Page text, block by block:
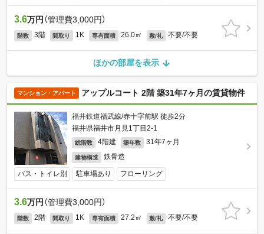
3.6万円 （管理費3,000円）
階数 3階 間取り 1K 専有面積 26.0㎡ 敷/礼 不要/不要
ほかの部屋を表示
マンション・アパート アップルコート 2階 築31年7ヶ月の賃貸物件
福井鉄道福武線/赤十字前駅 徒歩2分
福井県福井市月見1丁目2-1
総階数 4階建 築年数 31年7ヶ月
建物構造 鉄骨造
バス・トイレ別 駐車場あり フローリング
3.6万円 （管理費3,000円）
階数 2階 間取り 1K 専有面積 27.2㎡ 敷/礼 不要/不要